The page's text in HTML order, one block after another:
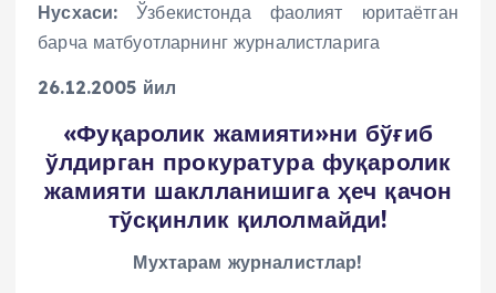
Нусхаси: Ўзбекистонда фаолият юритаётган
барча матбуотларнинг журналистларига
26.12.2005 йил
«Фуқаролик жамияти»ни бўғиб
ўлдирган прокуратура фуқаролик
жамияти шаклланишига ҳеч қачон
тўсқинлик қилолмайди!
Мухтарам журналистлар!